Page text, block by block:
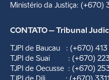
Ministério da Justiça: (+670)
CONTATO – Tribunal
TJPI de Baucau : (+670) 413
TJPI de Suai : (+670)
TJPI de Oecusse : (+670)